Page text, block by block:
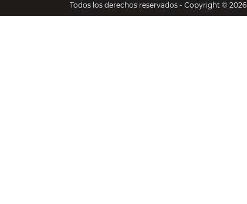
Todos los derechos reservados - Copyright © 2026